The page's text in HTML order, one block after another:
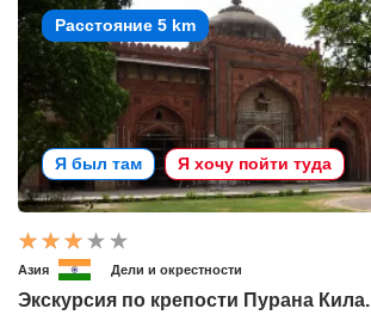
Расстояние 5 km
Я был там Я хочу пойти туда
Азия Дели и окрестности
Экскурсия по крепости Пурана Кила.